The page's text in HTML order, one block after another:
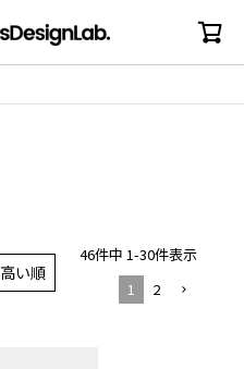
高い順
46件中 1-30件表示
1
2